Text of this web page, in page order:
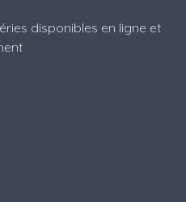
disponibles en ligne et